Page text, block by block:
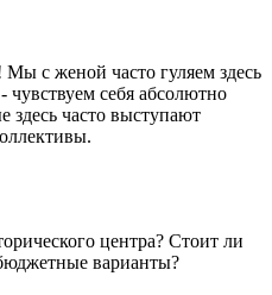
Мы с женой часто гуляем здесь
чувствуем себя абсолютно
здесь часто выступают
центра? Стоит ли
варианты?